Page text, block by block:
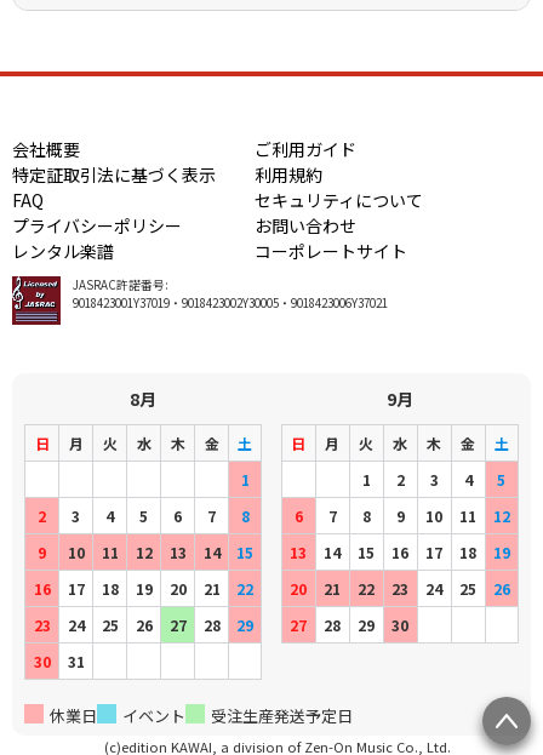
会社概要
ご利用ガイド
特定証取引法に基づく表示
利用規約
FAQ
セキュリティについて
プライバシーポリシー
お問い合わせ
レンタル楽譜
コーポレートサイト
JASRAC許諾番号:
9018423001Y37019・9018423002Y30005・9018423006Y37021
8月
日 月 火 水 木 金
土
1
2
3 4 5 6 7
8
9
10 11 12 13 14
15
16
17 18 19 20 21
22
23
24 25 26 27 28
29
30
31
9月
日 月 火 水 木 金
土
1
2 3 4
5
6
7 8 9 10 11
12
13
14 15 16 17 18
19
20
21 22 23 24 25
26
27
28 29 30
休業日 イベント 受注生産発送予定日
(c)edition KAWAI, a division of Zen-On Music Co., Ltd.